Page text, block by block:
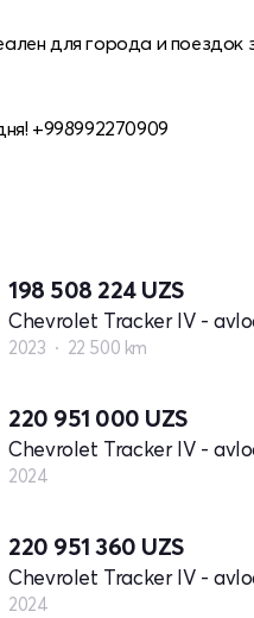
для города и поездок
+998992270909
198 508 224 UZS
Chevrolet Tracker IV -
2023 22 500 km
220 951 000 UZS
Chevrolet Tracker IV -
2024
220 951 360 UZS
Chevrolet Tracker IV -
2024